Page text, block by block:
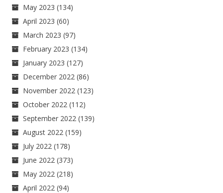
May 2023 (134)
April 2023 (60)
March 2023 (97)
February 2023 (134)
January 2023 (127)
December 2022 (86)
November 2022 (123)
October 2022 (112)
September 2022 (139)
August 2022 (159)
July 2022 (178)
June 2022 (373)
May 2022 (218)
April 2022 (94)